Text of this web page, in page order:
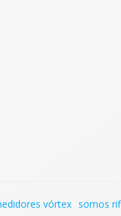
vórtex somos